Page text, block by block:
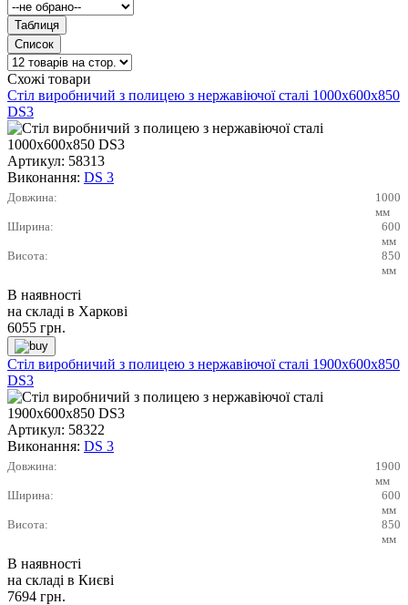
Схожі товари
Стіл виробничий з полицею з нержавіючої сталі 1000х600х850
DS3
Артикул: 58313
Виконання: DS 3
Довжина:
1000
мм
Ширина:
600
мм
Висота:
850
мм
В наявності
на складі в Харкові
6055 грн.
Стіл виробничий з полицею з нержавіючої сталі 1900х600х850
DS3
Артикул: 58322
Виконання: DS 3
Довжина:
1900
мм
Ширина:
600
мм
Висота:
850
мм
В наявності
на складі в Києві
7694 грн.